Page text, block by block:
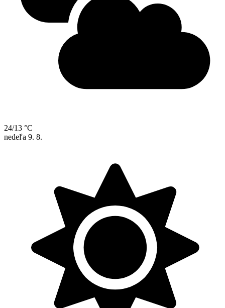
24/13 °C
nedeľa 9. 8.